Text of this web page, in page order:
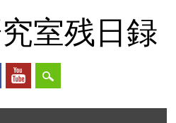
室残日録